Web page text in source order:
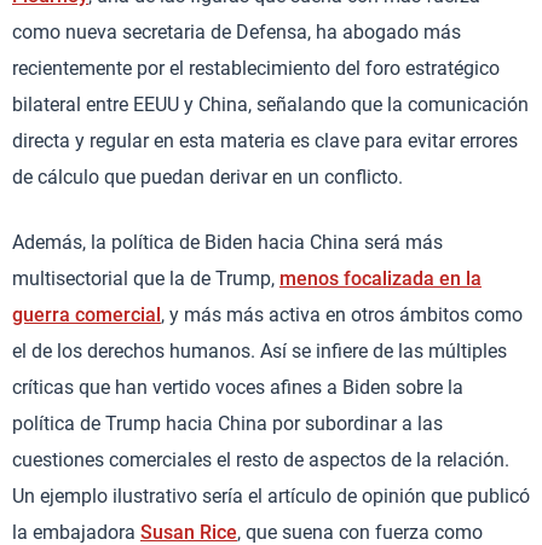
como nueva secretaria de Defensa, ha abogado más
recientemente por el restablecimiento del foro estratégico
bilateral entre EEUU y China, señalando que la comunicación
directa y regular en esta materia es clave para evitar errores
de cálculo que puedan derivar en un conflicto.
Además, la política de Biden hacia China será más
multisectorial que la de Trump, menos focalizada en la
guerra comercial, y más más activa en otros ámbitos como
el de los derechos humanos. Así se infiere de las múltiples
críticas que han vertido voces afines a Biden sobre la
política de Trump hacia China por subordinar a las
cuestiones comerciales el resto de aspectos de la relación.
Un ejemplo ilustrativo sería el artículo de opinión que publicó
la embajadora Susan Rice, que suena con fuerza como